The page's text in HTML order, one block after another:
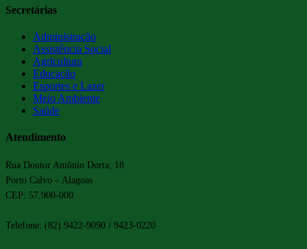
Secretárias
Administração
Assistência Social
Agricultura
Educação
Esportes e Lazer
Meio Ambiente
Saúde
Atendimento
Rua Doutor Antônio Dorta, 18
Porto Calvo – Alagoas
CEP: 57.900-000
Telefone: (82) 9422-9090 / 9423-0220